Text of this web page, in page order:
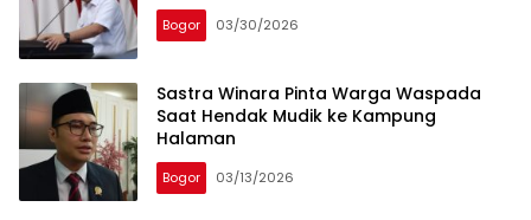
Bogor 03/30/2026
Sastra Winara Pinta Warga Waspada
Saat Hendak Mudik ke Kampung
Halaman
Bogor 03/13/2026